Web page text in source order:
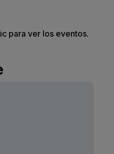
para ver los eventos.